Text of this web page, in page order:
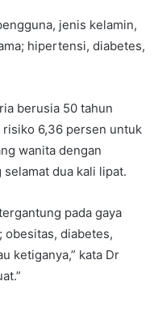
jenis kelamin,
hipertensi, diabetes,
berusia 50 tahun
6,36 persen untuk
wanita dengan
dua kali lipat.
pada gaya
obesitas, diabetes,
ketiganya,” kata Dr